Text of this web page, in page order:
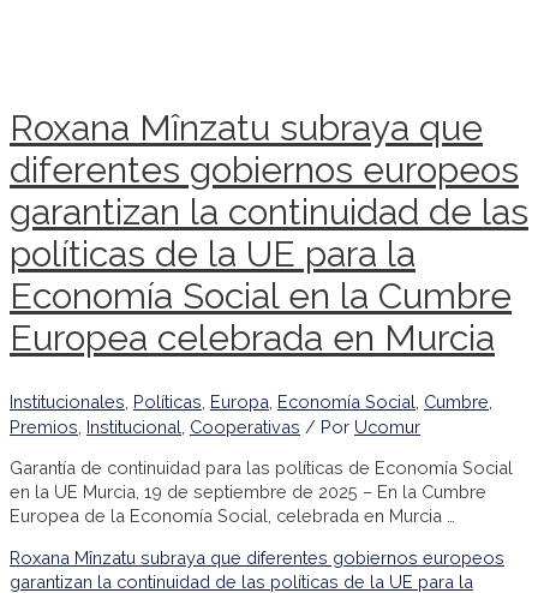
Roxana Mînzatu subraya que
diferentes gobiernos europeos
garantizan la continuidad de las
políticas de la UE para la
Economía Social en la Cumbre
Europea celebrada en Murcia
Institucionales Políticas Europa Economía Social Cumbre
Premios Institucional Cooperativas / Por Ucomur
Garantía de continuidad para las políticas de Economía Social
en la UE Murcia, 19 de septiembre de 2025 – En la Cumbre
Europea de la Economía Social, celebrada en Murcia …
Roxana Mînzatu subraya que diferentes gobiernos europeos
garantizan la continuidad de las políticas de la UE para la